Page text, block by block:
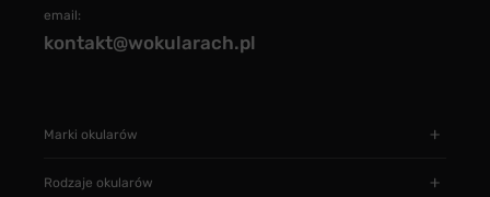
email:
kontakt@wokularach.pl
Marki okularów
Rodzaje okularów